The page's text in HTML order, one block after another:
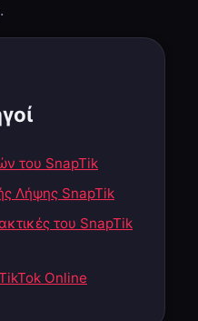
του SnapTik
Λήψης SnapTik
του SnapTik
Online